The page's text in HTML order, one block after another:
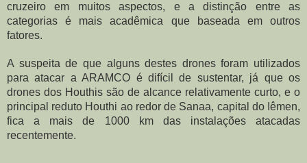
cruzeiro em muitos aspectos, e a distinção entre as
categorias é mais acadêmica que baseada em outros
fatores.
A suspeita de que alguns destes drones foram utilizados
para atacar a ARAMCO é difícil de sustentar, já que os
drones dos Houthis são de alcance relativamente curto, e o
principal reduto Houthi ao redor de Sanaa, capital do Iêmen,
fica a mais de 1000 km das instalações atacadas
recentemente.